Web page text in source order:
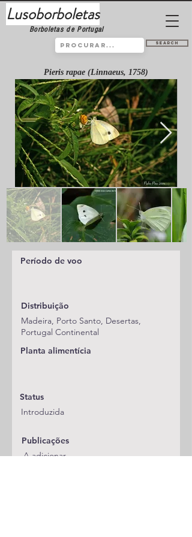
Lusoborboletas
Borboletas de Portugal
Search
Pieris rapae (Linnaeus, 1758)
Período de voo
Distribuição
Madeira, Porto Santo, Desertas,
Portugal Continental
Planta alimentícia
Status
Introduzida
Publicações
A adicionar